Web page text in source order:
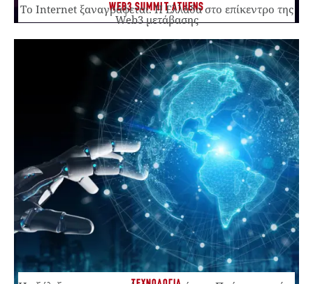
WEB3 SUMMIT ATHENS
Το Internet ξαναγράφεται. Η Ελλάδα στο επίκεντρο της
Web3 μετάβασης